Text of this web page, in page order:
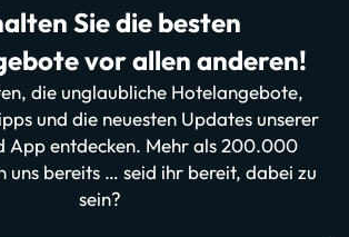
Sie die besten
vor allen anderen!
die unglaubliche Hotelangebote,
und die neuesten Updates unserer
App entdecken. Mehr als 200.000
uns bereits … seid ihr bereit, dabei zu
sein?